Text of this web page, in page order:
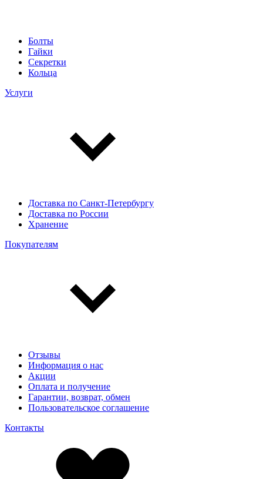
Болты
Гайки
Секретки
Кольца
Услуги
Доставка по Санкт-Петербургу
Доставка по России
Хранение
Покупателям
Отзывы
Информация о нас
Акции
Оплата и получение
Гарантии, возврат, обмен
Пользовательское соглашение
Контакты